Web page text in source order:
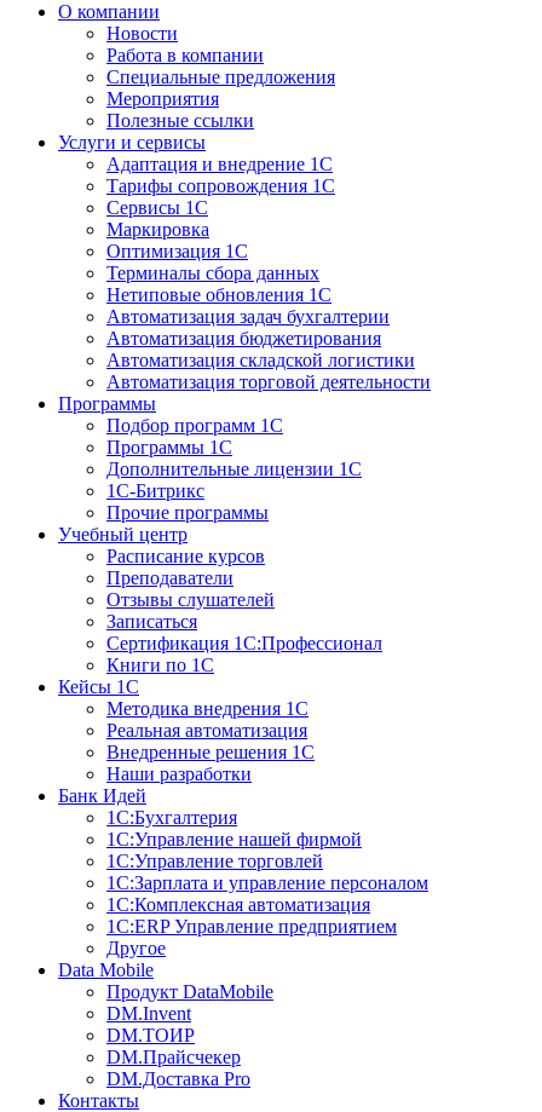
О компании
Новости
Работа в компании
Специальные предложения
Мероприятия
Полезные ссылки
Услуги и сервисы
Адаптация и внедрение 1С
Тарифы сопровождения 1С
Сервисы 1С
Маркировка
Оптимизация 1С
Терминалы сбора данных
Нетиповые обновления 1С
Автоматизация задач бухгалтерии
Автоматизация бюджетирования
Автоматизация складской логистики
Автоматизация торговой деятельности
Программы
Подбор программ 1С
Программы 1С
Дополнительные лицензии 1С
1С-Битрикс
Прочие программы
Учебный центр
Расписание курсов
Преподаватели
Отзывы слушателей
Записаться
Сертификация 1С:Профессионал
Книги по 1С
Кейсы 1С
Методика внедрения 1С
Реальная автоматизация
Внедренные решения 1С
Наши разработки
Банк Идей
1С:Бухгалтерия
1С:Управление нашей фирмой
1С:Управление торговлей
1С:Зарплата и управление персоналом
1С:Комплексная автоматизация
1С:ERP Управление предприятием
Другое
Data Mobile
Продукт DataMobile
DM.Invent
DM.ТОИР
DM.Прайсчекер
DM.Доставка Pro
Контакты